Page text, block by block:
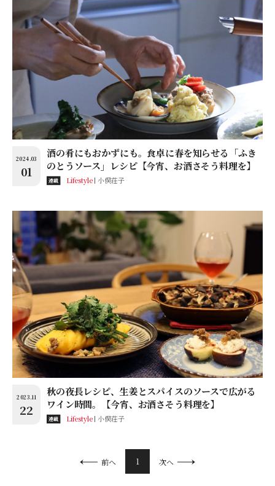
2024.03
01
酒の肴にもおかずにも。食卓に春を知らせる「ふき
のとうソース」レシピ【今宵、お酒さそう料理を】
連載 Lifestyle 小俣荘子
2023.11
22
秋の夜長レシピ、生姜とスパイスのソースで広がる
ワイン時間。【今宵、お酒さそう料理を】
連載 Lifestyle 小俣荘子
前へ 1 次へ